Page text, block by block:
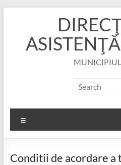
Conditii de acordare a